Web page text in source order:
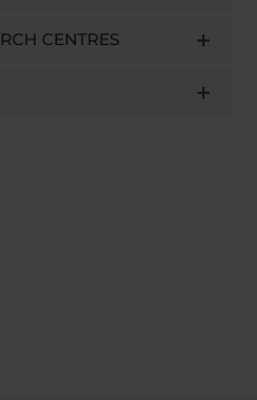
CENTRES